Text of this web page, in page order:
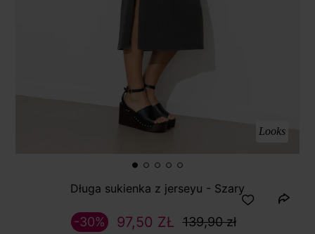
Looks
Długa sukienka z jerseyu - Szary
97,50 ZŁ 139,90 zł
-30%